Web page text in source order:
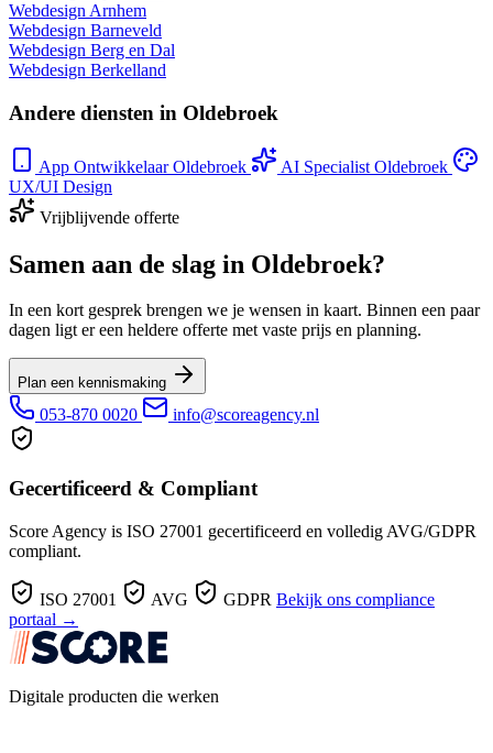
Webdesign Arnhem
Webdesign Barneveld
Webdesign Berg en Dal
Webdesign Berkelland
Andere diensten in Oldebroek
App Ontwikkelaar Oldebroek
AI Specialist Oldebroek
UX/UI Design
Vrijblijvende offerte
Samen aan de slag in Oldebroek?
In een kort gesprek brengen we je wensen in kaart. Binnen een paar
dagen ligt er een heldere offerte met vaste prijs en planning.
Plan een kennismaking
053-870 0020 info@scoreagency.nl
Gecertificeerd & Compliant
Score Agency is ISO 27001 gecertificeerd en volledig AVG/GDPR
compliant.
ISO 27001 AVG GDPR Bekijk ons compliance
portaal →
Digitale producten die werken